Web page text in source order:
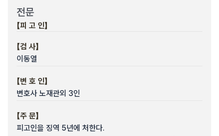
전문
【피 고 인】
【검 사】
이동열
【변 호 인】
변호사 노재관외 3인
【주 문】
피고인을 징역 5년에 처한다.